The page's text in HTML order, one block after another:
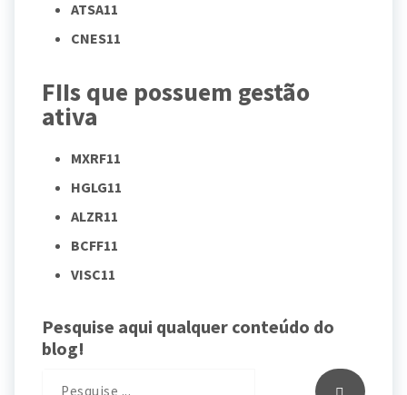
ATSA11
CNES11
FIIs que possuem gestão
ativa
MXRF11
HGLG11
ALZR11
BCFF11
VISC11
Pesquise aqui qualquer conteúdo do
blog!